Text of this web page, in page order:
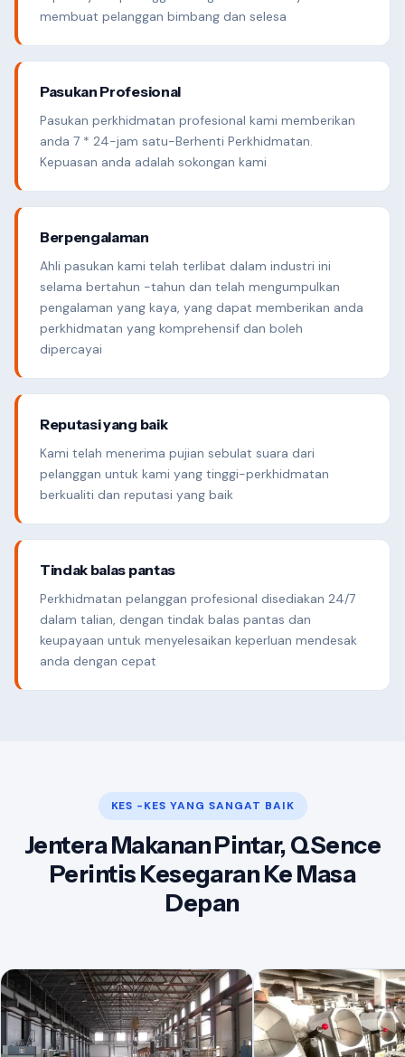
membuat pelanggan bimbang dan selesa
Pasukan Profesional
Pasukan perkhidmatan profesional kami memberikan
anda 7 * 24-jam satu-Berhenti Perkhidmatan.
Kepuasan anda adalah sokongan kami
Berpengalaman
Ahli pasukan kami telah terlibat dalam industri ini
selama bertahun -tahun dan telah mengumpulkan
pengalaman yang kaya, yang dapat memberikan anda
perkhidmatan yang komprehensif dan boleh
dipercayai
Reputasi yang baik
Kami telah menerima pujian sebulat suara dari
pelanggan untuk kami yang tinggi-perkhidmatan
berkualiti dan reputasi yang baik
Tindak balas pantas
Perkhidmatan pelanggan profesional disediakan 24/7
dalam talian, dengan tindak balas pantas dan
keupayaan untuk menyelesaikan keperluan mendesak
anda dengan cepat
KES -KES YANG SANGAT BAIK
Jentera Makanan Pintar, QSence
Perintis Kesegaran Ke Masa
Depan